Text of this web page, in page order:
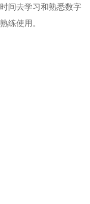
间去学习和熟悉数字
练使用。